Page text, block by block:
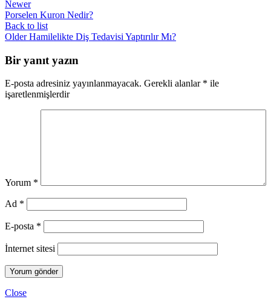
Newer
Porselen Kuron Nedir?
Back to list
Older Hamilelikte Diş Tedavisi Yaptırılır Mı?
Bir yanıt yazın
E-posta adresiniz yayınlanmayacak. Gerekli alanlar * ile
işaretlenmişlerdir
Yorum *
Ad *
E-posta *
İnternet sitesi
Close